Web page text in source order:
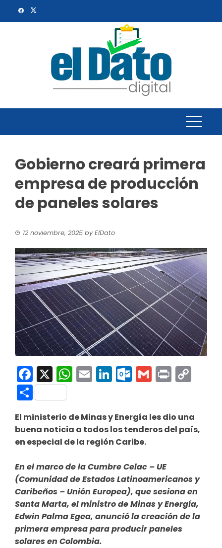
Gobierno creará primera
empresa de producción
de paneles solares
12 noviembre, 2025 byElDato
Facebook
X WhatsApp
EmailLinkedInGmail
Print
Compartir
El ministerio de Minas y Energía les dio una
buena noticia a todos los tenderos del país,
en especial de la región Caribe.
En el marco de la Cumbre Celac – UE
(Comunidad de Estados Latinoamericanos y
Caribeños – Unión Europea), que sesiona en
Santa Marta, el ministro de Minas y Energía,
Edwin Palma Egea, anunció la creación de la
primera empresa para producir paneles
solares en Colombia.